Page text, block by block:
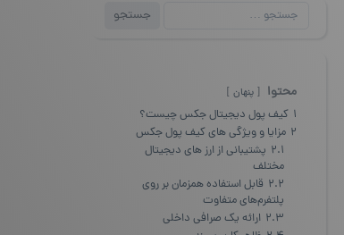
جستجو
جستجو
محتوا پنهان
1 کیف پول دیجیتال جکس چیست؟
2 مزایا و ویژگی‌ های کیف پول جکس
2.1 پشتیبانی از ارز های دیجیتال
مختلف
2.2 قابل استفاده همزمان بر روی
پلتفرم‌های متفاوت
2.3 ارائه یک صرافی داخلی